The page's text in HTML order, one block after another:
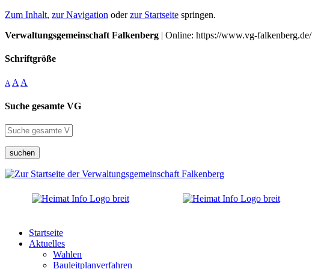
Zum Inhalt, zur Navigation oderzur Startseite springen.
Verwaltungsgemeinschaft Falkenberg | Online: https://www.vg-falkenberg.de/
Schriftgröße
A A A
Suche gesamte VG
suchen
Startseite
Aktuelles
Wahlen
Bauleitplanverfahren